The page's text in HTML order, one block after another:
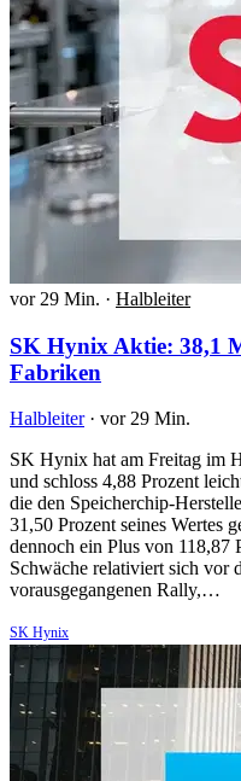
vor 29 Min. · Halbleiter
SK Hynix Aktie: 38,1
Fabriken
Halbleiter · vor 29 Min.
SK Hynix hat am Freitag im
und schloss 4,88 Prozent
die den Speicherchip-
31,50 Prozent seines Wertes
dennoch ein Plus von 118,87
Schwäche relativiert sich vor
vorausgegangenen Rally,…
SK Hynix